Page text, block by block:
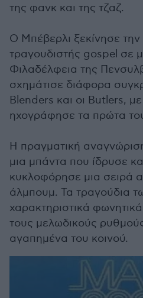
της φανκ και της τζαζ.
O Μπέβερλι ξεκίνησε
τραγουδιστής gospel σε
Φιλαδέλφεια της
σχημάτισε διάφορα
Blenders και οι Butlers,
ηχογράφησε τα πρώτα
Η πραγματική
μια μπάντα που ίδρυσε
κυκλοφόρησε μια σειρά
άλμπουμ. Τα τραγούδια
χαρακτηριστικά
τους μελωδικούς
αγαπημένα του κοινού.